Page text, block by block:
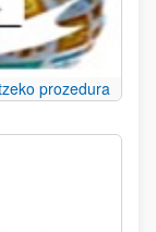
prozedura